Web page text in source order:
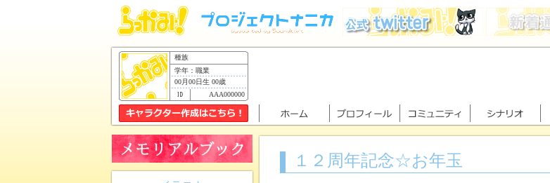
種族
学年：職業
00月00日生 00歳
AAA000000
１２周年記念☆お年玉